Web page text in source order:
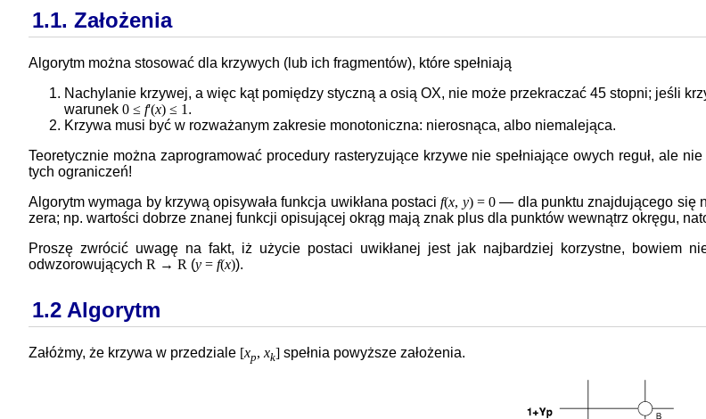
1.1. Założenia
Algorytm można stosować dla krzywych (lub ich fragmentów), które spełniają
Nachylanie krzywej, a więc kąt pomiędzy styczną a osią OX, nie może przekraczać 45 stopni; jeśli
warunek 0 ≤ f'(x) ≤ 1 .
Krzywa musi być w rozważanym zakresie monotoniczna: nierosnąca, albo niemalejąca.
Teoretycznie można zaprogramować procedury rasteryzujące krzywe nie spełniające owych reguł, ale
tych ograniczeń!
Algorytm wymaga by krzywą opisywała funkcja uwikłana postacif(x, y) = 0 — dla punktu znajdującego się
zera; np. wartości dobrze znanej funkcji opisującej okrąg mają znak plus dla punktów wewnątrz okręgu,
Proszę zwrócić uwagę na fakt, iż użycie postaci uwikłanej jest jak najbardziej korzystne, bowiem
odwzorowujących R → R (y = f(x)).
1.2 Algorytm
Załóżmy, że krzywa w przedziale [xp, xk] spełnia powyższe założenia.